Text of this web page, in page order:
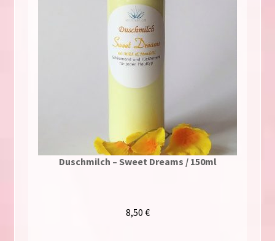
Duschmilch – Sweet Dreams / 150ml
8,50 €